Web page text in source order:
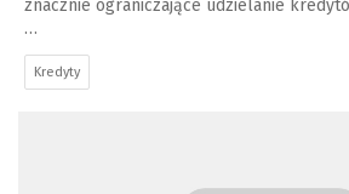
znacznie ograniczające udzielanie
…
Kredyty